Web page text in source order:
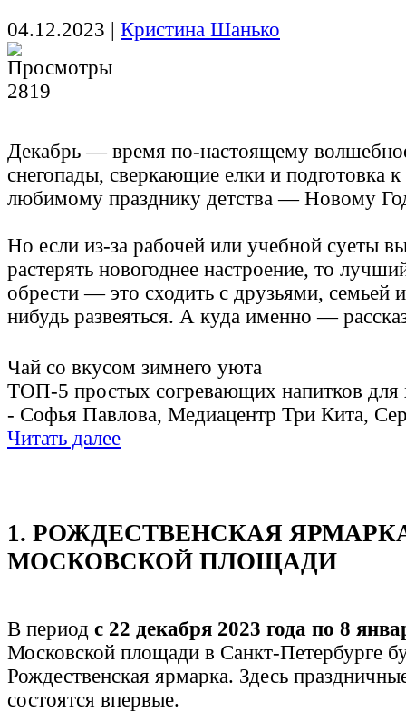
04.12.2023 | Кристина Шанько
2819
Декабрь — время по-настоящему
снегопады, сверкающие елки и подготовка
любимому празднику детства — Новому
Но если из-за рабочей или учебной суеты
растерять новогоднее настроение, то
обрести — это сходить с друзьями, семьей
нибудь развеяться. А куда именно —
Чай со вкусом зимнего уюта
ТОП-5 простых согревающих напитков для
- Софья Павлова, Медиацентр Три Кита,
Читать далее
1. РОЖДЕСТВЕНСКАЯ
МОСКОВСКОЙ ПЛОЩАДИ
В период с 22 декабря 2023 года по 8
Московской площади в Санкт-Петербурге
Рождественская ярмарка. Здесь
состоятся впервые.